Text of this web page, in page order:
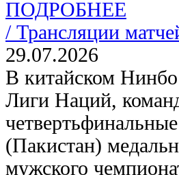
ПОДРОБНЕЕ
/ Трансляции
29.07.2026
В китайском
Лиги Наций,
(Пакистан)
мужского